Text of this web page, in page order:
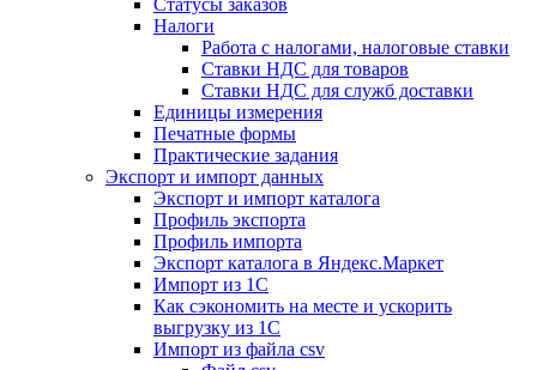
Статусы заказов
Налоги
Работа с налогами, налоговые ставки
Ставки НДС для товаров
Ставки НДС для служб доставки
Единицы измерения
Печатные формы
Практические задания
Экспорт и импорт данных
Экспорт и импорт каталога
Профиль экспорта
Профиль импорта
Экспорт каталога в Яндекс.Маркет
Импорт из 1С
Как сэкономить на месте и ускорить
выгрузку из 1С
Импорт из файла csv